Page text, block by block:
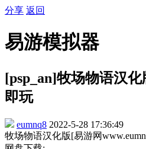
分享 返回
易游模拟器
[psp_an]牧场物语汉
即玩
eumnq8 2022-5-28 17:36:49
牧场物语汉化版[易游网